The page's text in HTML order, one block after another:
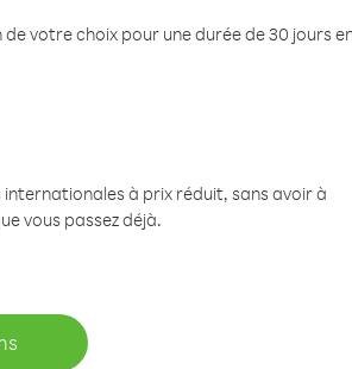
votre choix pour une durée de 30 jours
à prix réduit, sans avoir à
vous passez déjà.